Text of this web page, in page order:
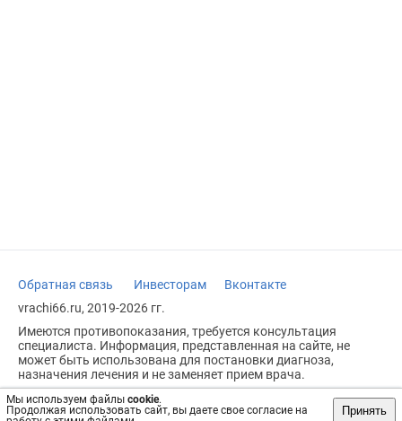
Мы используем файлы cookie.
Продолжая использовать сайт, вы даете свое согласие на
Принять
Обратная связь Инвесторам
Вконтакте
vrachi66.ru, 2019-2026 гг.
Имеются противопоказания, требуется консультация
специалиста. Информация, представленная на сайте, не
может быть использована для постановки диагноза,
назначения лечения и не заменяет прием врача.
Возрастное ограничение: 18+